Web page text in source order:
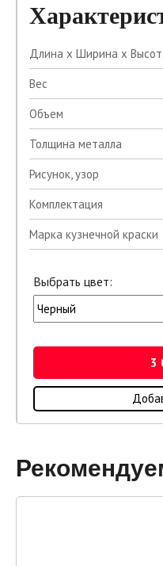
Длина х Ширина х
Вес
Объем
Толщина металла
Рисунок, узор
Комплектация
Марка кузнечной краски
Выбрать цвет:
3